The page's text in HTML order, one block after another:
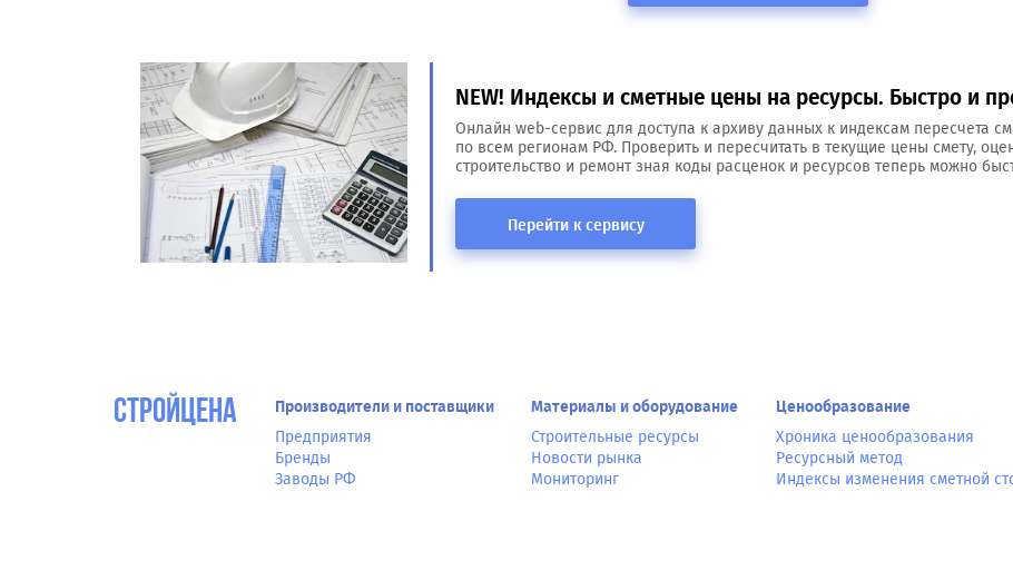
NEW! Индексы и сметные цены на ресурсы. Быстро и
Онлайн web-сервис для доступа к архиву данных к индексам пересчета
по всем регионам РФ. Проверить и пересчитать в текущие цены смету,
строительство и ремонт зная коды расценок и ресурсов теперь можно
Перейти к сервису
СтройЦена
Производители и поставщики
Предприятия
Бренды
Заводы РФ
Материалы и оборудование
Строительные ресурсы
Новости рынка
Мониторинг
Ценообразование
Хроника ценообразования
Ресурсный метод
Индексы изменения сметной